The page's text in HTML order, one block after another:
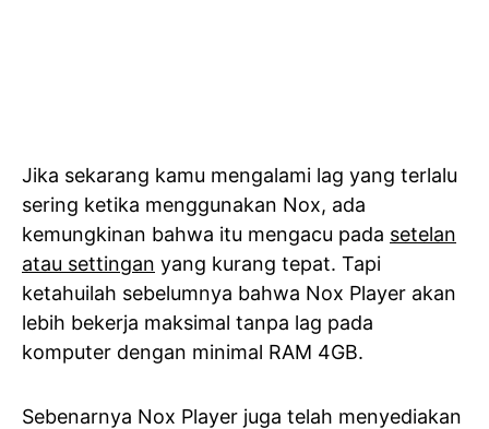
Jika sekarang kamu mengalami lag yang terlalu
sering ketika menggunakan Nox, ada
kemungkinan bahwa itu mengacu pada setelan
atau settingan yang kurang tepat. Tapi
ketahuilah sebelumnya bahwa Nox Player akan
lebih bekerja maksimal tanpa lag pada
komputer dengan minimal RAM 4GB.
Sebenarnya Nox Player juga telah menyediakan